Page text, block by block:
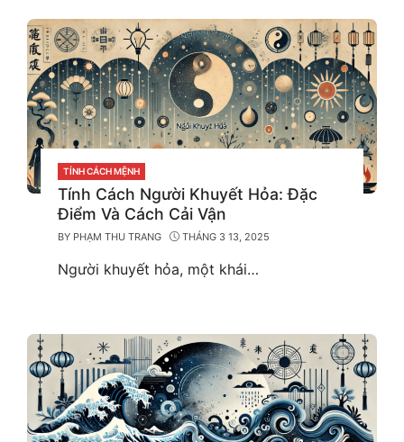
CATEGORIES
TÍNH CÁCH MỆNH
Tính Cách Người Khuyết Hỏa: Đặc
Điểm Và Cách Cải Vận
BY PHẠM THU TRANG THÁNG 3 13, 2025
Người khuyết hỏa, một khái…